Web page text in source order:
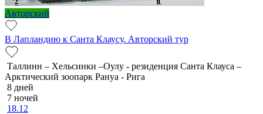
Авторский
В Лапландию к Санта Клаусу. Авторский тур
Таллинн – Хельсинки –Оулу - резиденция Санта Клауса –
Арктический зоопарк Рануа - Рига
8 дней
7 ночей
18.12